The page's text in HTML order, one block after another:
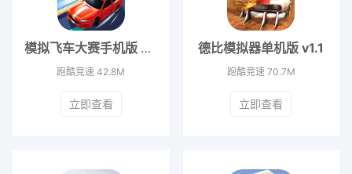
模拟飞车大赛手机版 v1.0
跑酷竞速 42.8M
立即查看
德比模拟器单机版 v1.1
跑酷竞速70.7M
立即查看